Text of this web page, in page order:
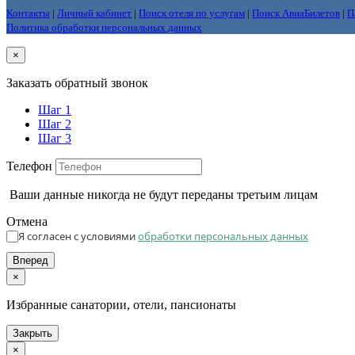
Контакты | Личный кабинет | Поиск отеля по услугам | Поиск АвиаБилетов |
Политика обработки персональных данных
×
Заказать обратный звонок
Шаг 1
Шаг 2
Шаг 3
Телефон
Ваши данные никогда не будут переданы третьим лицам
Отмена
Я согласен с условиямиобработки персональных данных
Вперед
×
Избранные санатории, отели, пансионаты
Закрыть
×